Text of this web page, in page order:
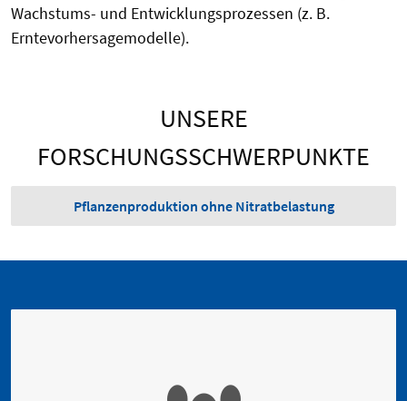
Wachstums- und Entwicklungsprozessen (z. B.
Erntevorhersagemodelle).
UNSERE
FORSCHUNGSSCHWERPUNKTE
Pflanzenproduktion ohne Nitratbelastung